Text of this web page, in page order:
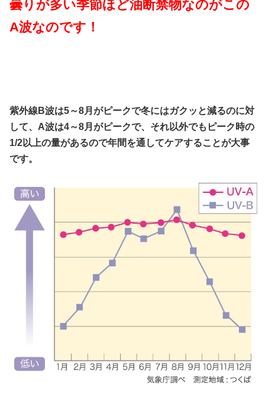
曇りが多い季節ほど油断禁物なのがこの
A波なのです！
紫外線B波は5～8月がピークで冬にはガクッと減るのに対
して、A波は4～8月がピークで、それ以外でもピーク時の
1/2以上の量があるので年間を通してケアすることが大事
です。